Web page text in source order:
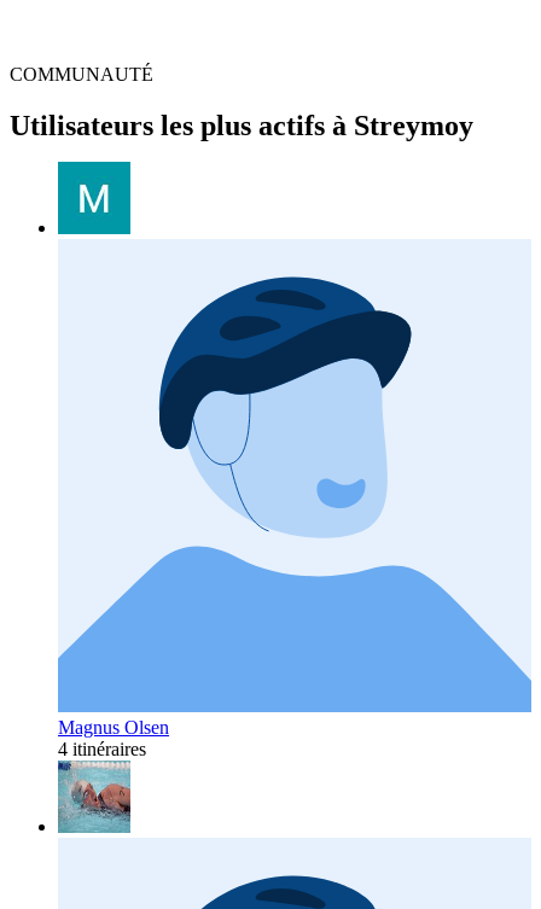
COMMUNAUTÉ
Utilisateurs les plus actifs à Streymoy
Magnus Olsen
4 itinéraires